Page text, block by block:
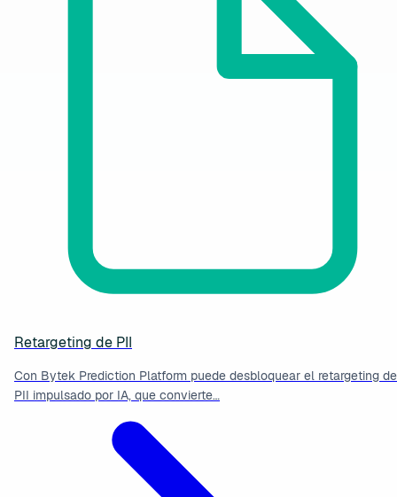
Retargeting de PII
Con Bytek Prediction Platform puede desbloquear el retargeting de
PII impulsado por IA, que convierte…